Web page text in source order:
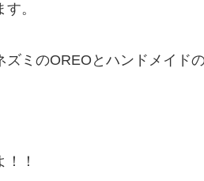
。
ズミのOREOとハンドメイド
！